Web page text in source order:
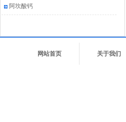
阿坎酸钙
网站首页 关于我们